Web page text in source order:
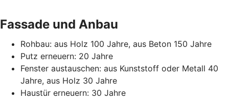
Fassade und Anbau
Rohbau: aus Holz 100 Jahre, aus Beton 150 Jahre
Putz erneuern: 20 Jahre
Fenster austauschen: aus Kunststoff oder Metall 40
Jahre, aus Holz 30 Jahre
Haustür erneuern: 30 Jahre